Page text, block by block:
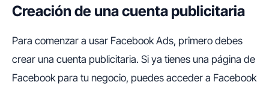
Creación de una cuenta publicitaria
Para comenzar a usar Facebook Ads, primero debes
crear una cuenta publicitaria. Si ya tienes una página de
Facebook para tu negocio, puedes acceder a Facebook